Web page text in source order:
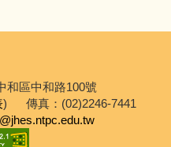
和區中和路100號
)
傳真：(02)2246-7441